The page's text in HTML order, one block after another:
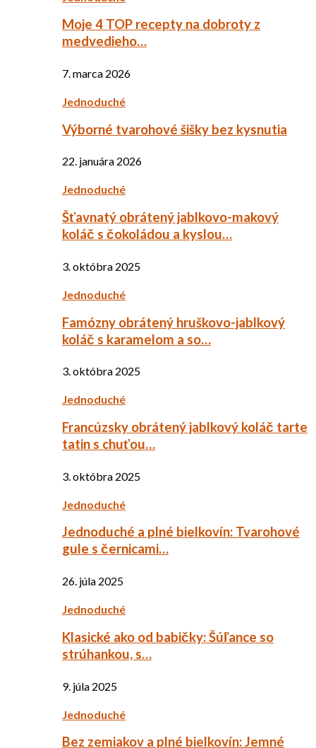
Moje 4 TOP recepty na dobroty z
medvedieho…
7. marca 2026
Jednoduché
Výborné tvarohové šišky bez kysnutia
22. januára 2026
Jednoduché
Šťavnatý obrátený jablkovo-makový
koláč s čokoládou a kyslou…
3. októbra 2025
Jednoduché
Famózny obrátený hruškovo-jablkový
koláč s karamelom a so…
3. októbra 2025
Jednoduché
Francúzsky obrátený jablkový koláč tarte
tatin s chuťou…
3. októbra 2025
Jednoduché
Jednoduché a plné bielkovín: Tvarohové
gule s černicami…
26. júla 2025
Jednoduché
Klasické ako od babičky: Šúľance so
strúhankou, s…
9. júla 2025
Jednoduché
Bez zemiakov a plné bielkovín: Jemné